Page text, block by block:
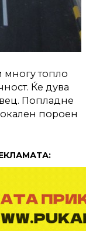
многу топло
Ќе дува
Попладне
пороен